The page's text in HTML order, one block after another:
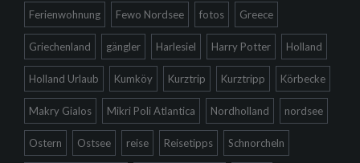
Ferienwohnung Fewo Nordsee fotos Greece
Griechenland gängler Harlesiel Harry Potter Holland
Holland Urlaub Kumköy Kurztrip Kurztripp Körbecke
Makry Gialos Mikri Poli Atlantica Nordholland nordsee
Ostern Ostsee reise Reisetipps Schnorcheln